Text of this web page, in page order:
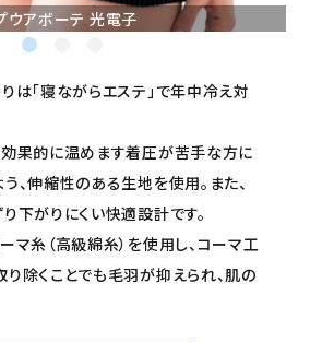
ウアボーテ 光電子
は「寝ながらエステ」で年中冷え対
果的に温めます着圧が苦手な方に
、伸縮性のある生地を使用。また、
下がりにくい快適設計です。
マ糸（高級綿糸）を使用し、コーマ工
除くことでも毛羽が抑えられ、肌の